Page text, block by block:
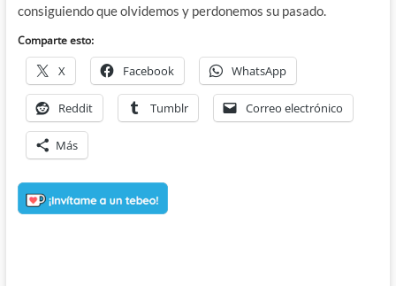
consiguiendo que olvidemos y perdonemos su pasado.
Comparte esto:
X Facebook WhatsApp
Reddit Tumblr Correo electrónico
Más